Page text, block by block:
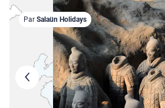
Par Salaün Holidays